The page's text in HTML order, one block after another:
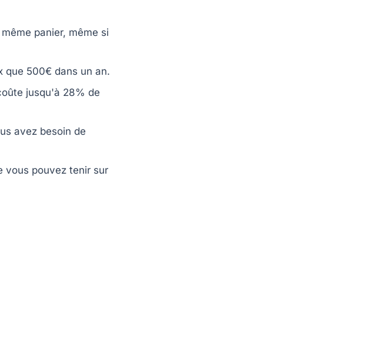
panier, même si
que 500€ dans un an.
jusqu'à 28% de
avez besoin de
vous pouvez tenir sur